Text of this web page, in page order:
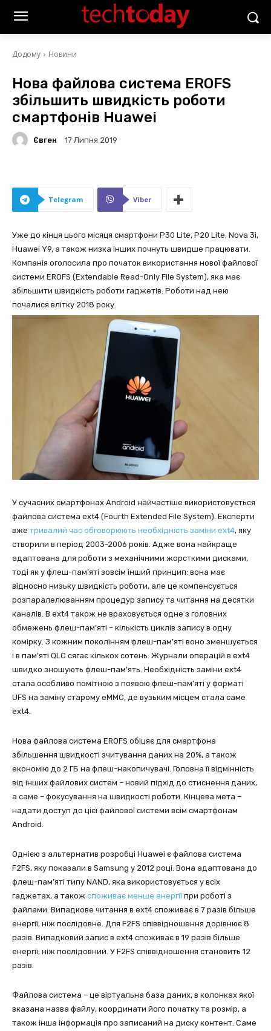
Додому Новини
Нова файлова система EROFS
збільшить швидкість роботи
смартфонів Huawei
Євген 17 Липня 2019
Telegram Viber
Уже до кінця цього місяця смартфони P30 Lite, P20 Lite, Nova 3i,
Huawei Y9, а також низка інших почнуть швидше працювати.
Компанія оголосила про початок використання нової файлової
системи EROFS (Extendable Read-Only File System), яка має
збільшити швидкість роботи гаджетів. Роботи над нею
почалися влітку 2018 року.
У сучасних смартфонах Android найчастіше використовується
файлова система ext4 (Fourth Extended File System). Експерти
вже тривалий час обговорюють необхідність заміни еxt4, яку
створили в період 2003-2006 років. Адже вона найкраще
адаптована для роботи з механічними жорсткими дисками,
тоді як у флеш-пам’яті зовсім інший принцип: вона має
відносно низьку швидкість роботи, але це компенсується
розпаралелюванням процедур запису та читання на десятки
каналів. В ext4 також не враховується одне з головних
обмежень флеш-пам’яті – кількість циклів запису в одну
комірку. З кожним поколінням флеш-пам’яті воно зменшується
і в пам’яті QLC сягає кількох сотень. Журнали операцій в ext4
швидко зношують флеш-пам’ять. Необхідність заміни ext4
стала особливо помітною з появою флеш-пам’яті у форматі
UFS на заміну старому eMMC, де вузьким місцем стала саме
ext4.
Нова файлова система EROFS обіцяє для смартфона
збільшення швидкості зчитування даних на 20%, а також
економію до 2 ГБ на флеш-накопичувачі. Головна її відмінність
від інших файлових систем – новий підхід до стиснення даних,
а саме – фокусування на швидкості роботи. Кінцева мета –
надати доступ до цієї файлової системи всім смартфонам
Android.
Однією з альтернатив розробці Huawei є файлова система
F2FS, яку показали в Samsung у 2012 році. Вона адаптована до
флеш-пам’яті типу NAND, яка використовується у всіх
гаджетах, а також споживає менше енергії при роботі з
файлами. Випадкове читання в ext4 споживає в 7 разів більше
енергії, ніж послідовне. Для F2FS співвідношення дорівнює 8
разів. Випадковий запис в ext4 споживає в 19 разів більше
енергії, ніж послідовний. У F2FS співвідношення становить 12
разів.
Файлова система – це віртуальна база даних, в колонках якої
вказана назва файлу, координати його початку та розмір, а
також інша інформація про записаний на диску контент. Саме